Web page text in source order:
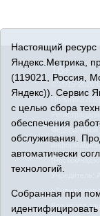
16+
© 2015-2026
Политика
«Знамя
Все права
Настоящий ресурс
Яндекс.Метрика,
(119021, Россия,
Яндекс)). Сервис
с целью сбора
обеспечения
обслуживания.
автоматически
технологий.
Собранная при